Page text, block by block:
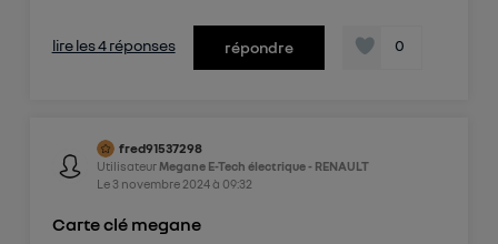
lire les 4 réponses répondre 0
fred91537298
Utilisateur Megane E-Tech électrique - RENAULT
Le 3 novembre 2024à 09:32
Carte clé megane